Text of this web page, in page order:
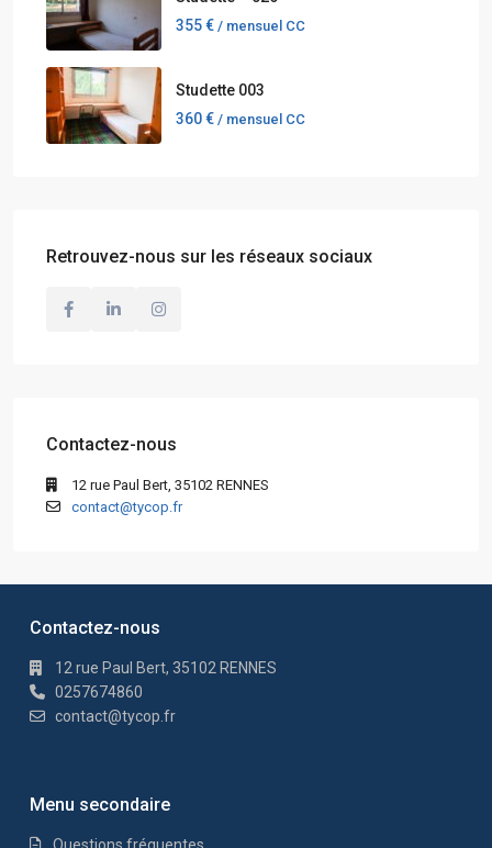
355 € / mensuel CC
Studette 003
360 € / mensuel CC
Retrouvez-nous sur les réseaux sociaux
Contactez-nous
12 rue Paul Bert, 35102 RENNES
contact@tycop.fr
Contactez-nous
12 rue Paul Bert, 35102 RENNES
0257674860
contact@tycop.fr
Menu secondaire